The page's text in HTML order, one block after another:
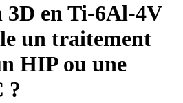
en Ti-6Al-4V
un traitement
HIP ou une
?